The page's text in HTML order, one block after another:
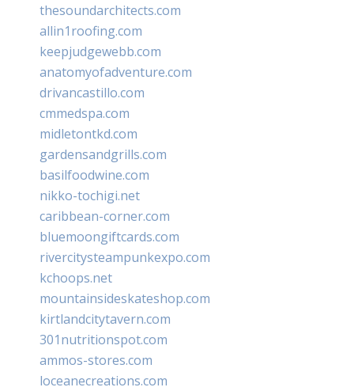
thesoundarchitects.com
allin1roofing.com
keepjudgewebb.com
anatomyofadventure.com
drivancastillo.com
cmmedspa.com
midletontkd.com
gardensandgrills.com
basilfoodwine.com
nikko-tochigi.net
caribbean-corner.com
bluemoongiftcards.com
rivercitysteampunkexpo.com
kchoops.net
mountainsideskateshop.com
kirtlandcitytavern.com
301nutritionspot.com
ammos-stores.com
loceanecreations.com